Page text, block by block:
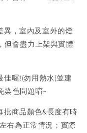
，室內及室外的燈
但會盡力上架與實體
喔!(勿用熱水)並建
染色問題唷~
商品顏色&長度有時
右為正常情況；實際